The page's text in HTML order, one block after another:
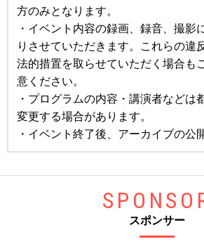
方のみとなります。
・イベント内容の録画、録音、撮影
りさせていただきます。これらの違
法的措置を取らせていただく場合も
意ください。
・プログラムの内容・講演者などは
変更する場合があります。
・イベント終了後、アーカイブの公
スポンサー